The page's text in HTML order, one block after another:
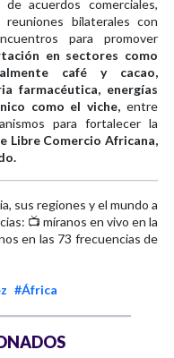
acuerdos comerciales,
bilaterales con
para promover
en sectores como
café y cacao,
farmacéutica, energías
como el viche, entre
para fortalecer la
Libre Comercio Africana,
sus regiones y el mundo a
📺 míranos en vivo en la
en las 73 frecuencias de
#África